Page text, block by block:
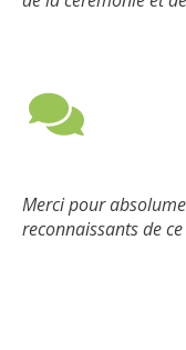
Merci pour
reconnaissants de